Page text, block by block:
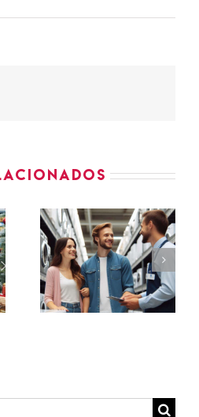
ASESOR-
VENDEDOR
de
en SECCIÓN
BODEGA